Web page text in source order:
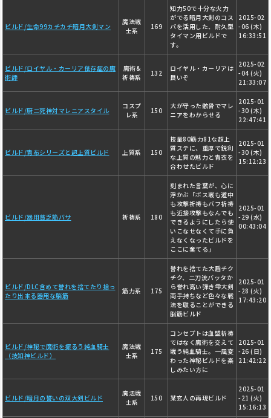
ビルド/生命99カチカチ暗月大剣マン
魔法戦
士系
169
知力50で十分な火力
がでる暗月大剣のコス
パを活用した、耐久型
タイマン用ビルドで
す。
2025-02
-06 (木)
16:33:51
ビルド/ロイヤル・カーリア依存症の魔
術師
魔術&
祈祷系
132
ロイヤル・カーリアは
良いぞ
2025-02
-04 (火)
21:33:07
ビルド/厨二死神対マレニアスタイル
コスプ
レ系
150
大が守った骸骨でマレ
ニアをわからせる
2025-01
-30 (木)
22:47:41
ビルド/青布シリーズと超上質ビルド 上質系 150
技量80筋力81な超上
質ステに、重厚で鋭利
な上質の魅力と青衣を
合わせたビルド
2025-01
-30 (木)
15:12:23
ビルド/器用貧乏筋バサ 祈祷系 180
刻まれた言葉が、心に
浮かぶ「ボス戦も道中
も攻撃祈祷もバフ祈祷
も近接攻撃もなんでも
できるようにしたら使
いこなせなくて手に負
えなくなったビルドを
ここに棄てる」
2025-01
-29 (水)
00:43:04
ビルド/DLC含めて誉れを捨てたり拾っ
たり出来る器用な脳筋
筋力系 175
誉れを捨てた大盾チク
チク、二刀流バッタか
ら誉れ高い弾き雫大剣
両手持ちなど色々な戦
法を取ることができる
脳筋ビルド
2025-01
-28 (火)
17:43:20
ビルド/神秘で魔術を振るう純血騎士
（技知神ビルド）
魔法戦
士系
175
コンセプトは血盟祈祷
ではなく魔術を交えて
戦う純血騎士。一風変
わった神秘ビルドを楽
しみたい方に
2025-01
-26 (日)
21:42:22
ビルド/暗月の誓いの双大剣ビルド
魔法戦
士系
150 某玄人の再現ビルド
2025-01
-21 (火)
15:16:13